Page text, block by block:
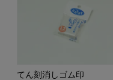
てん刻消しゴム印